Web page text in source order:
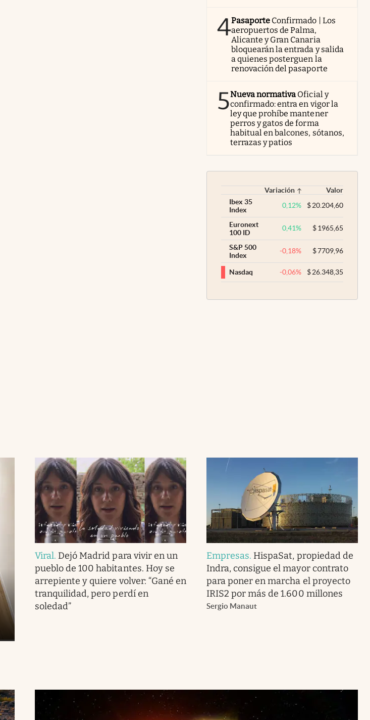
4Pasaporte Confirmado | Los
aeropuertos de Palma,
Alicante y Gran Canaria
bloquearán la entrada y salida
a quienes posterguen la
renovación del pasaporte
5Nueva normativa Oficial y
confirmado: entra en vigor la
ley que prohíbe mantener
perros y gatos de forma
habitual en balcones, sótanos,
terrazas y patios
Variación
Valor
Ibex 35
Index
0,12% $20.204,60
Euronext
100 ID
0,41% $1965,65
S&P 500
Index
-0,18% $7709,96
Nasdaq -0,06% $26.348,35
Viral. Dejó Madrid para vivir en un
pueblo de 100 habitantes. Hoy se
arrepiente y quiere volver: “Gané en
tranquilidad, pero perdí en
soledad”
Empresas. HispaSat, propiedad de
Indra, consigue el mayor contrato
para poner en marcha el proyecto
IRIS2 por más de 1.600 millones
Sergio Manaut